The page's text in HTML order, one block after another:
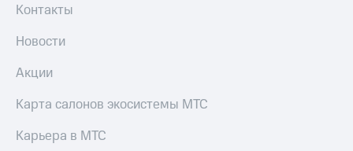
Контакты
Новости
Акции
Карта салонов экосистемы МТС
Карьера в МТС